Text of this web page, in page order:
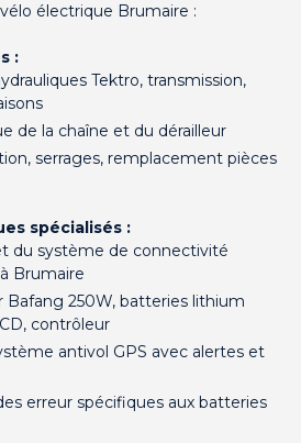
électrique Brumaire :
:
Tektro, transmission,
de la chaîne et du dérailleur
serrages, remplacement pièces
spécialisés :
du système de connectivité
Brumaire
Bafang 250W, batteries lithium
contrôleur
antivol GPS avec alertes et
erreur spécifiques aux batteries